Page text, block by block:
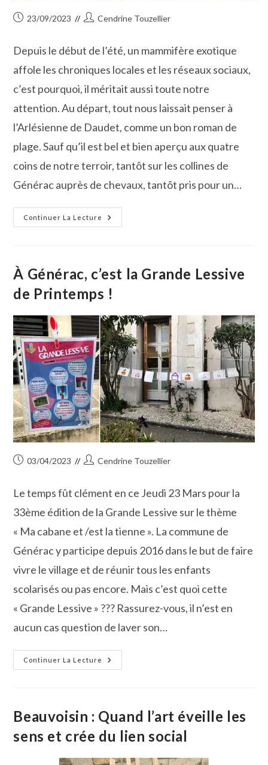
Publication
23/09/2023
Auteur/autrice
publication :
Cendrine Touzellier
Depuis le début de l’été, un mammifère exotique
affole les chroniques locales et les réseaux sociaux,
c’est pourquoi, il méritait aussi toute notre
attention. Au départ, tout nous laissait penser à
l’Arlésienne de Daudet, comme un bon roman de
plage. Sauf qu’il est bel et bien aperçu aux quatre
coins de notre terroir, tantôt sur les collines de
Générac auprès de chevaux, tantôt pris pour un…
Continuer La Lecture
Le
Wallaby
Chronique
À Générac, c’est la Grande Lessive
de Printemps !
Publication
03/04/2023
Auteur/autrice
publication :
Cendrine Touzellier
Le temps fût clément en ce Jeudi 23 Mars pour la
33ème édition de la Grande Lessive sur le thème
« Ma cabane et /est la tienne ». La commune de
Générac y participe depuis 2016 dans le but de faire
vivre le village et de réunir tous les enfants
scolarisés ou pas encore. Mais c’est quoi cette
« Grande Lessive » ??? Rassurez-vous, il n’est en
aucun cas question de laver son…
Continuer La Lecture
À
Générac,
De
Printemps !
Beauvoisin : Quand l’art éveille les
sens et crée du lien social